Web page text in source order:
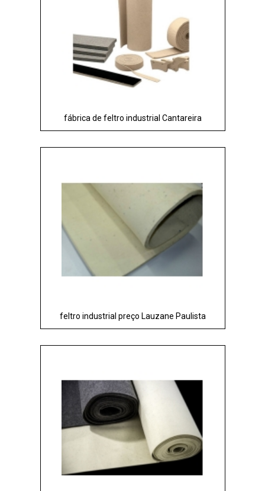
fábrica de feltro industrial Cantareira
feltro industrial preço Lauzane Paulista